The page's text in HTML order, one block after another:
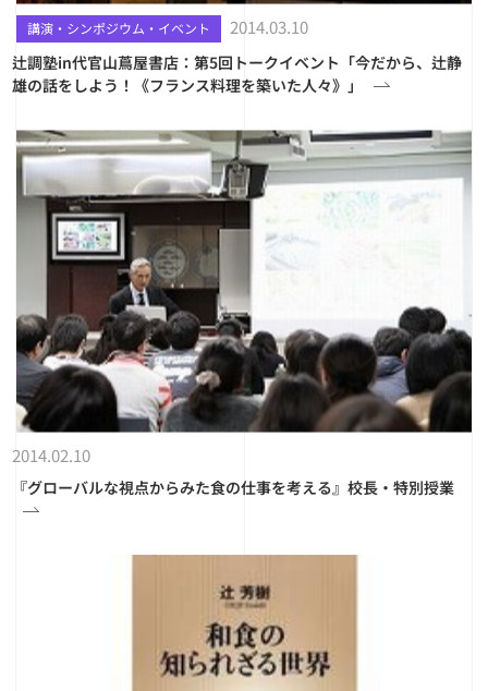
講演・シンポジウム・イベント 2014.03.10
辻調塾in代官山蔦屋書店：第5回トークイベント「今だから、辻静
雄の話をしよう！《フランス料理を築いた人々》」
2014.02.10
『グローバルな視点からみた食の仕事を考える』校長・特別授業